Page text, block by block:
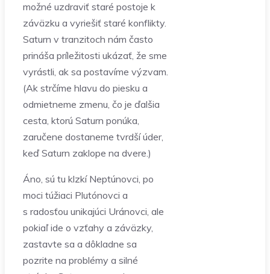
možné uzdraviť staré postoje k
záväzku a vyriešiť staré konflikty.
Saturn v tranzitoch nám často
prináša príležitosti ukázať, že sme
vyrástli, ak sa postavíme výzvam.
(Ak strčíme hlavu do piesku a
odmietneme zmenu, čo je ďalšia
cesta, ktorú Saturn ponúka,
zaručene dostaneme tvrdší úder,
keď Saturn zaklope na dvere.)
Áno, sú tu klzkí Neptúnovci, po
moci túžiaci Plutónovci a
s radosťou unikajúci Uránovci, ale
pokiaľ ide o vzťahy a záväzky,
zastavte sa a dôkladne sa
pozrite na problémy a silné